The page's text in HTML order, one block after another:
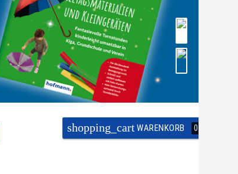
shopping_cartWARENKORB 0